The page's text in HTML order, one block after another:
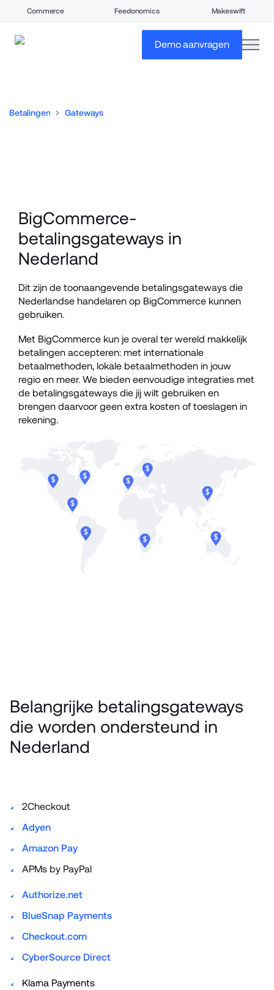
Commerce Feedonomics Makeswift
Demo aanvragen
Betalingen Gateways
BigCommerce-
betalingsgateways in
Nederland
Dit zijn de toonaangevende betalingsgateways die
Nederlandse handelaren op BigCommerce kunnen
gebruiken.
Met BigCommerce kun je overal ter wereld makkelijk
betalingen accepteren: met internationale
betaalmethoden, lokale betaalmethoden in jouw
regio en meer. We bieden eenvoudige integraties met
de betalingsgateways die jij wilt gebruiken en
brengen daarvoor geen extra kosten of toeslagen in
rekening.
Belangrijke betalingsgateways
die worden ondersteund in
Nederland
2Checkout
Adyen
Amazon Pay
APMs by PayPal
Authorize.net
BlueSnap Payments
Checkout.com
CyberSource Direct
Klarna Payments